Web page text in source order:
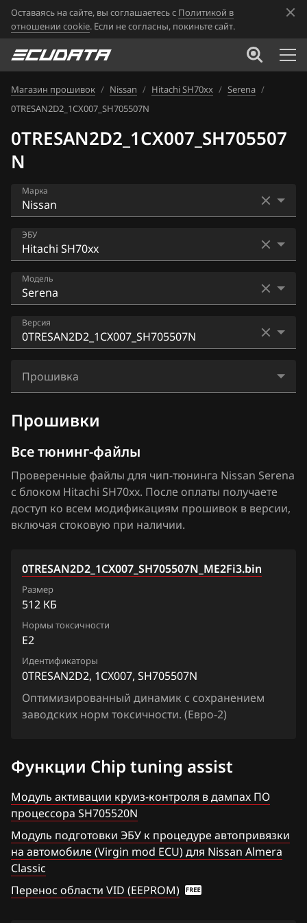
Оставаясь на сайте, вы соглашаетесь с Политикой в
отношении cookie. Если не согласны, покиньте сайт.
Магазин прошивок / Nissan / Hitachi SH70xx / Serena /
0TRESAN2D2_1CX007_SH705507N
0TRESAN2D2_1CX007_SH705507
N
Марка
Acura
Alfa Romeo
ATLAS
BAIC
Bentley
BMW
Brilliance
BYD
Cadillac
Changan
Chery
Chrysler
Citroen
Dacia
Daewoo
Derways
Dodge
Dongfeng
Exeed
Extreme moto
ЭБУ
Bosch EDC16CP33
Bosch EDC17C84
Bosch MD1CS006
Bosch ME7.9.20
Hitachi SH7254xx
Mitsubishi Melco MH8115F
Siemens EMS 3120
Siemens EMS 3125
Siemens EMS 3132, 3134
Siemens EMS 3155
Siemens SID 301
Модель
AD
Almera N16+ (Classic)
Altima
Bluebird
Cima
Cube
Elgrand
Fuga
Juke 1.6 Turbo 190hp
Juke 1.6 VVTi
Lafesta
Liberty
Maxima
NV200
Pathfinder
Patrol, Safari
Presage
Версия
0TRESAN1D1_1CX011_SH705507N
0TRESAN1D1_1CX012_SH705507N
0TRESAN2D2_1CX007_SH705507N
0TRESAN2D2_1CX014_SH705507N
1KHK1IS4FDA_11VA6B_SH705828N
1KHK1ISRUDJ1_11VB5A_SH705828N
1KHK1ISRUDJ1_11VC0A_SH705828N
1KHK1ISRUDJ1_11VC1A_SH705828N
1KHK1ISRUDJ1_11VC3A_SH705828N
1KHK1ISRUDJ1_11VF8A_SH705828N
1KHK1ISRUDJ1_11VN0C_SH705828N
1KHK1ISRUDJ1_11VN2C_SH705828N
2KHKXRDB_11VM1C_SH705927N
3KHKWZD5_13JY1C_SH705927N
3KHKWZD5_13JY1D_SH705927N
3ZREQBD6_1CX811_SH705415N
4CMCY8DJ2_1CY00C_SH705520N
Прошивка
Прошивки
Все тюнинг-файлы
Проверенные файлы для чип-тюнинга Nissan Serena
с блоком Hitachi SH70xx. После оплаты получаете
доступ ко всем модификациям прошивок в версии,
включая стоковую при наличии.
0TRESAN2D2_1CX007_SH705507N_ME2Fi3.bin
Размер
512 КБ
Нормы токсичности
E2
Идентификаторы
0TRESAN2D2, 1CX007, SH705507N
Оптимизированный динамик с сохранением
заводских норм токсичности. (Евро-2)
Функции Chip tuning assist
Модуль активации круиз-контроля в дампах ПО
процессора SH705520N
Модуль подготовки ЭБУ к процедуре автопривязки
на автомобиле (Virgin mod ECU) для Nissan Almera
Classic
Перенос области VID (EEPROM)